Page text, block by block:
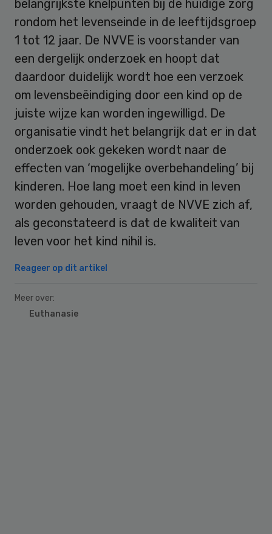
belangrijkste knelpunten bij de huidige zorg
rondom het levenseinde in de leeftijdsgroep
1 tot 12 jaar. De NVVE is voorstander van
een dergelijk onderzoek en hoopt dat
daardoor duidelijk wordt hoe een verzoek
om levensbeëindiging door een kind op de
juiste wijze kan worden ingewilligd. De
organisatie vindt het belangrijk dat er in dat
onderzoek ook gekeken wordt naar de
effecten van ‘mogelijke overbehandeling’ bij
kinderen. Hoe lang moet een kind in leven
worden gehouden, vraagt de NVVE zich af,
als geconstateerd is dat de kwaliteit van
leven voor het kind nihil is.
Reageer op dit artikel
Meer over:
Euthanasie